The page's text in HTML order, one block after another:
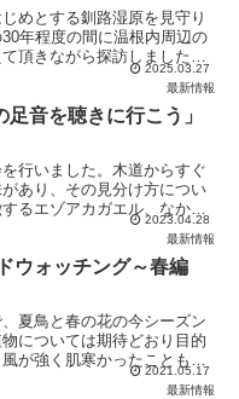
めとする釧路湿原を見守り
年程度の間に温根内周辺の
頂きながら探訪しました。
と、例えば木道... 2025.03.27
最新情報
音を聴きに行こう」
行いました。木道からすぐ
あり、その見分け方につい
るエゾアカガエル、なかな
るところから響いて...2023.04.28
最新情報
ウォッチング～春編
夏鳥と春の花の今シーズン
については期待どおり目的
が強く肌寒かったこともあ
認はほとんどできま...2021.05.17
最新情報